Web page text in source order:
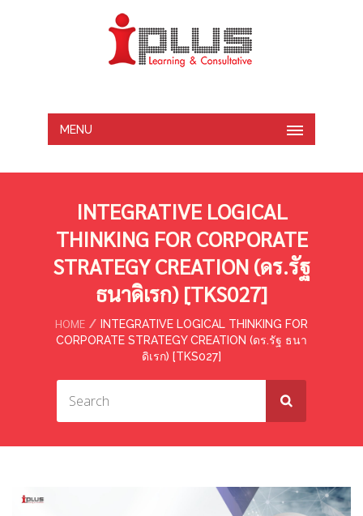
MENU
INTEGRATIVE LOGICAL
THINKING FOR CORPORATE
STRATEGY CREATION (ดร.รัฐ
ธนาดิเรก) [ฺTKS027]
HOME
INTEGRATIVE LOGICAL THINKING FOR
CORPORATE STRATEGY CREATION (ดร.รัฐ ธนา
ดิเรก) [ฺTKS027]